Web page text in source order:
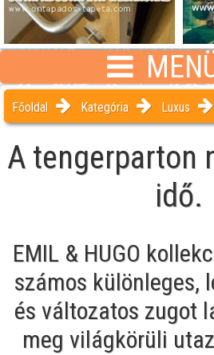
Főoldal Kategória Luxus
A tengerparton
idő.
EMIL & HUGO
számos különleges,
és változatos zugot
meg világkörüli